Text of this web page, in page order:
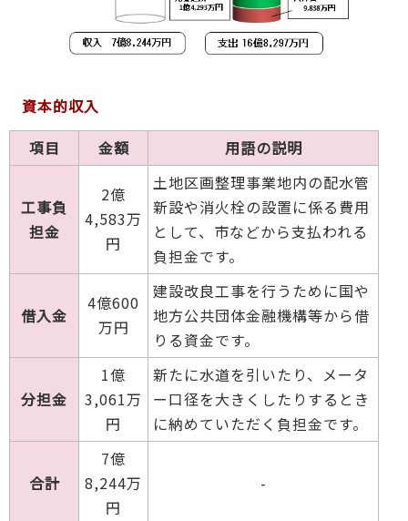
資本的収入
項目
金額 用語の説明
工事負
担金
2億
4,583万
円
土地区画整理事業地内の配水管
新設や消火栓の設置に係る費用
として、市などから支払われる
負担金です。
借入金
4億600
万円
建設改良工事を行うために国や
地方公共団体金融機構等から借
りる資金です。
分担金
1億
3,061万
円
新たに水道を引いたり、メータ
ー口径を大きくしたりするとき
に納めていただく負担金です。
合計
7億
8,244万
円
-